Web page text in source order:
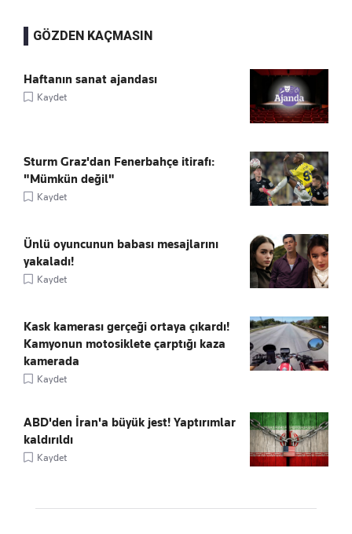
GÖZDEN KAÇMASIN
Haftanın sanat ajandası
Kaydet
Sturm Graz'dan Fenerbahçe itirafı:
"Mümkün değil"
Kaydet
Ünlü oyuncunun babası mesajlarını
yakaladı!
Kaydet
Kask kamerası gerçeği ortaya çıkardı!
Kamyonun motosiklete çarptığı kaza
kamerada
Kaydet
ABD'den İran'a büyük jest! Yaptırımlar
kaldırıldı
Kaydet